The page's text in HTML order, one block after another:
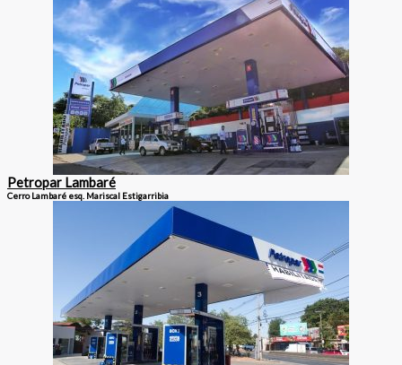
Petropar Lambaré
Cerro Lambaré esq. Mariscal Estigarribia